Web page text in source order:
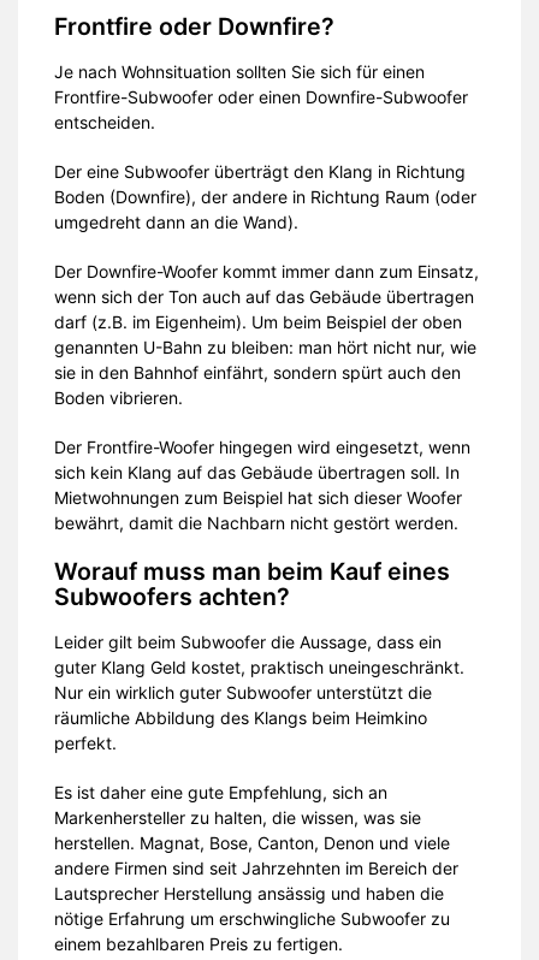
Frontfire oder Downfire?
Je nach Wohnsituation sollten Sie sich für einen
Frontfire-Subwoofer oder einen Downfire-Subwoofer
entscheiden.
Der eine Subwoofer überträgt den Klang in Richtung
Boden (Downfire), der andere in Richtung Raum (oder
umgedreht dann an die Wand).
Der Downfire-Woofer kommt immer dann zum Einsatz,
wenn sich der Ton auch auf das Gebäude übertragen
darf (z.B. im Eigenheim). Um beim Beispiel der oben
genannten U-Bahn zu bleiben: man hört nicht nur, wie
sie in den Bahnhof einfährt, sondern spürt auch den
Boden vibrieren.
Der Frontfire-Woofer hingegen wird eingesetzt, wenn
sich kein Klang auf das Gebäude übertragen soll. In
Mietwohnungen zum Beispiel hat sich dieser Woofer
bewährt, damit die Nachbarn nicht gestört werden.
Worauf muss man beim Kauf eines
Subwoofers achten?
Leider gilt beim Subwoofer die Aussage, dass ein
guter Klang Geld kostet, praktisch uneingeschränkt.
Nur ein wirklich guter Subwoofer unterstützt die
räumliche Abbildung des Klangs beim Heimkino
perfekt.
Es ist daher eine gute Empfehlung, sich an
Markenhersteller zu halten, die wissen, was sie
herstellen. Magnat, Bose, Canton, Denon und viele
andere Firmen sind seit Jahrzehnten im Bereich der
Lautsprecher Herstellung ansässig und haben die
nötige Erfahrung um erschwingliche Subwoofer zu
einem bezahlbaren Preis zu fertigen.